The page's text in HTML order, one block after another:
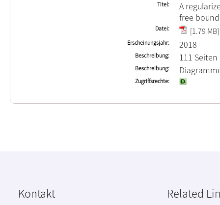
Titel
A
free
Datei [1.79 MB]
Erscheinungsjahr 2018
Beschreibung 111 Seiten
Beschreibung
Zugriffsrechte
Kontakt Related